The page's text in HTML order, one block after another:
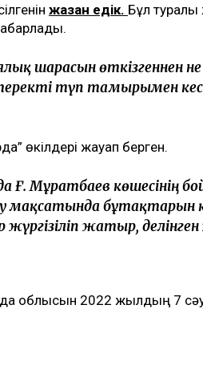
жазған едік. Бұл туралы
шарасын өткізгеннен
теректі түп тамырымен
өкілдері жауап берген.
Ғ. Мұратбаев көшесінің
мақсатында бұтақтарын
жатыр,
облысын 2022 жылдың 7